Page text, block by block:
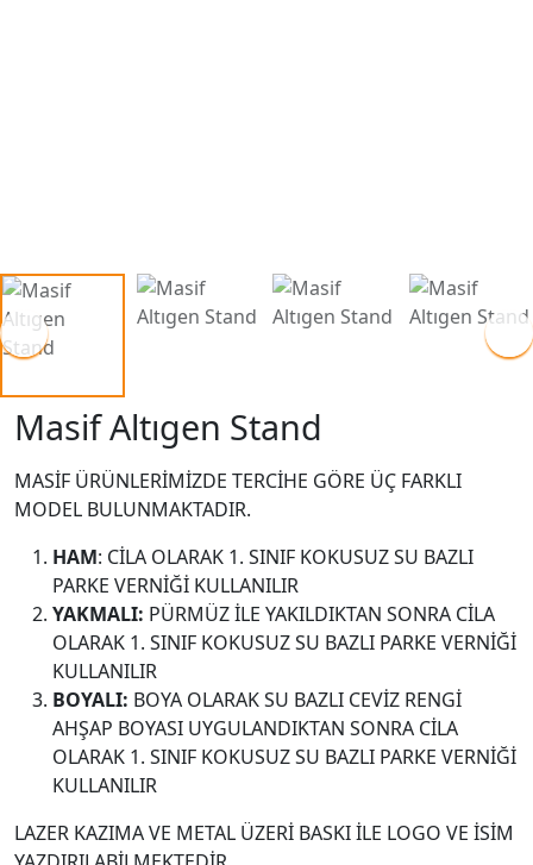
Masif Altıgen Stand
MASİF ÜRÜNLERİMİZDE TERCİHE GÖRE ÜÇ FARKLI
MODEL BULUNMAKTADIR.
HAM: CİLA OLARAK 1. SINIF KOKUSUZ SU BAZLI
PARKE VERNİĞİ KULLANILIR
YAKMALI: PÜRMÜZ İLE YAKILDIKTAN SONRA CİLA
OLARAK 1. SINIF KOKUSUZ SU BAZLI PARKE VERNİĞİ
KULLANILIR
BOYALI: BOYA OLARAK SU BAZLI CEVİZ RENGİ
AHŞAP BOYASI UYGULANDIKTAN SONRA CİLA
OLARAK 1. SINIF KOKUSUZ SU BAZLI PARKE VERNİĞİ
KULLANILIR
LAZER KAZIMA VE METAL ÜZERİ BASKI İLE LOGO VE İSİM